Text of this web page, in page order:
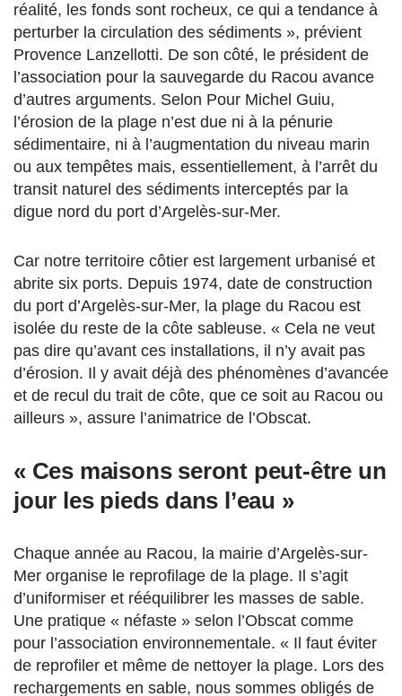
réalité, les fonds sont rocheux, ce qui a tendance à
perturber la circulation des sédiments », prévient
Provence Lanzellotti. De son côté, le président de
l’association pour la sauvegarde du Racou avance
d’autres arguments. Selon Pour Michel Guiu,
l’érosion de la plage n’est due ni à la pénurie
sédimentaire, ni à l’augmentation du niveau marin
ou aux tempêtes mais, essentiellement, à l’arrêt du
transit naturel des sédiments interceptés par la
digue nord du port d’Argelès-sur-Mer.
Car notre territoire côtier est largement urbanisé et
abrite six ports. Depuis 1974, date de construction
du port d’Argelès-sur-Mer, la plage du Racou est
isolée du reste de la côte sableuse. « Cela ne veut
pas dire qu’avant ces installations, il n’y avait pas
d’érosion. Il y avait déjà des phénomènes d’avancée
et de recul du trait de côte, que ce soit au Racou ou
ailleurs », assure l’animatrice de l’Obscat.
« Ces maisons seront peut-être un
jour les pieds dans l’eau »
Chaque année au Racou, la mairie d’Argelès-sur-
Mer organise le reprofilage de la plage. Il s’agit
d’uniformiser et rééquilibrer les masses de sable.
Une pratique « néfaste » selon l’Obscat comme
pour l’association environnementale. « Il faut éviter
de reprofiler et même de nettoyer la plage. Lors des
rechargements en sable, nous sommes obligés de